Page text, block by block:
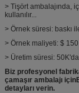
> Tişört ambalajında,
kullanılır...
> Örnek süresi: baskı
> Örnek maliyeti: $
> Üretim süresi:
Biz profesyonel
çamaşır ambalajı için
detayları verin.